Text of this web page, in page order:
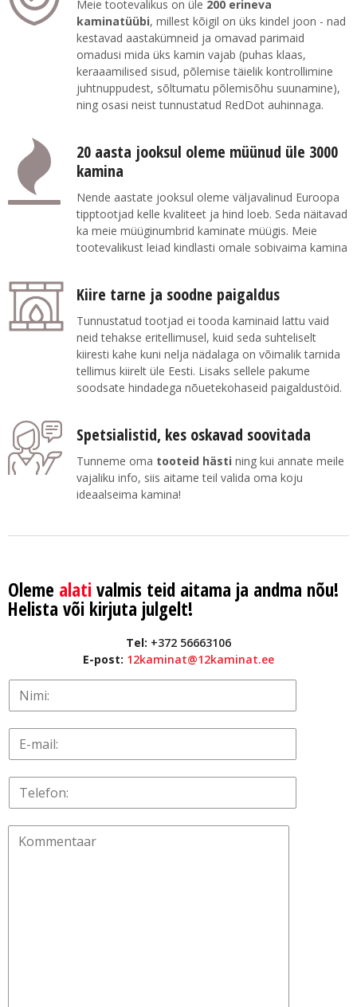
Meie tootevalikus on üle 200 erineva
kaminatüübi, millest kõigil on üks kindel joon - nad
kestavad aastakümneid ja omavad parimaid
omadusi mida üks kamin vajab (puhas klaas,
keraaamilised sisud, põlemise täielik kontrollimine
juhtnuppudest, sõltumatu põlemisõhu suunamine),
ning osasi neist tunnustatud RedDot auhinnaga.
20 aasta jooksul oleme müünud üle 3000
kamina
Nende aastate jooksul oleme väljavalinud Euroopa
tipptootjad kelle kvaliteet ja hind loeb. Seda näitavad
ka meie müüginumbrid kaminate müügis. Meie
tootevalikust leiad kindlasti omale sobivaima kamina
Kiire tarne ja soodne paigaldus
Tunnustatud tootjad ei tooda kaminaid lattu vaid
neid tehakse eritellimusel, kuid seda suhteliselt
kiiresti kahe kuni nelja nädalaga on võimalik tarnida
tellimus kiirelt üle Eesti. Lisaks sellele pakume
soodsate hindadega nõuetekohaseid paigaldustöid.
Spetsialistid, kes oskavad soovitada
Tunneme oma tooteid hästi ning kui annate meile
vajaliku info, siis aitame teil valida oma koju
ideaalseima kamina!
Oleme alati valmis teid aitama ja andma nõu!
Helista või kirjuta julgelt!
Tel: +372 56663106
E-post: 12kaminat@12kaminat.ee